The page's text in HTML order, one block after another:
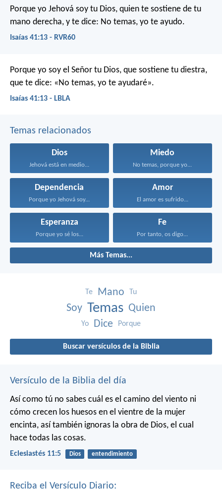
Porque yo Jehová soy tu Dios, quien te sostiene de tu
mano derecha, y te dice: No temas, yo te ayudo.
Isaías 41:13 - RVR60
Porque yo soy el Señor tu Dios, que sostiene tu diestra,
que te dice: «No temas, yo te ayudaré».
Isaías 41:13 - LBLA
Temas relacionados
Dios
Jehová está en medio...
Miedo
No temas, porque yo...
Dependencia
Porque yo Jehová soy...
Amor
El amor es sufrido...
Esperanza
Porque yo sé los...
Fe
Por tanto, os digo...
Más Temas...
Te Mano Tu
Soy Temas Quien
Yo Dice Porque
Buscar versículos de la Biblia
Versículo de la Biblia del día
Así como tú no sabes cuál es el camino del viento ni
cómo crecen los huesos en el vientre de la mujer
encinta, así también ignoras la obra de Dios, el cual
hace todas las cosas.
Eclesiastés 11:5 Dios entendimiento
Reciba el Versículo Diario: